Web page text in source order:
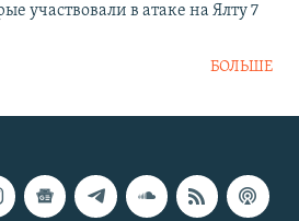
участвовали в атаке на Ялту 7
БОЛЬШЕ